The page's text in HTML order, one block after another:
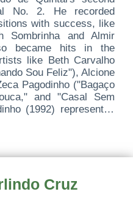
No. 2. He recorded
with success, like
Sombrinha and Almir
became hits in the
like Beth Carvalho
Sou Feliz"), Alcione
Pagodinho ("Bagaço
and "Casal Sem
(1992) represented
career. "E Verás Que
was presented by
Cruz